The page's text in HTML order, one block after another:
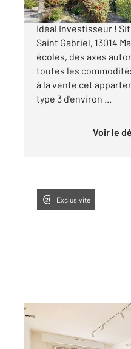
Idéal Investisseur !
Saint Gabriel, 13014
écoles, des axes
toutes les
à la vente cet
type 3 d'environ ...
Voir le
Exclusivité
MARSEILLE 13013
61,12 m
, 3 pièces
Ref : 10275